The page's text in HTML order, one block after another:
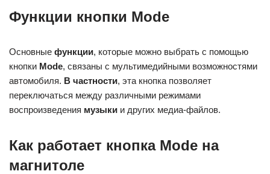
Функции кнопки Mode
Основные функции, которые можно выбрать с помощью
кнопки Mode, связаны с мультимедийными возможностями
автомобиля. В частности, эта кнопка позволяет
переключаться между различными режимами
воспроизведения музыки и других медиа-файлов.
Как работает кнопка Mode на
магнитоле